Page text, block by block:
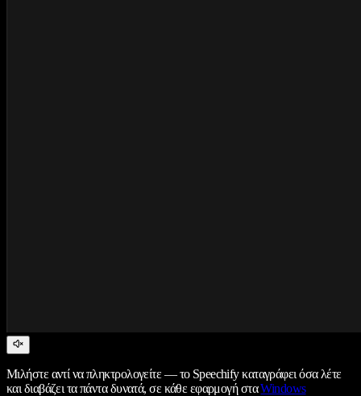
Μιλήστε αντί να πληκτρολογείτε — το Speechify καταγράφει όσα λέτε
και διαβάζει τα πάντα δυνατά, σε κάθε εφαρμογή σταWindows